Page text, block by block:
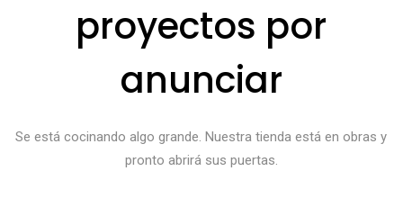
proyectos por
anunciar
Se está cocinando algo grande. Nuestra tienda está en obras y
pronto abrirá sus puertas.